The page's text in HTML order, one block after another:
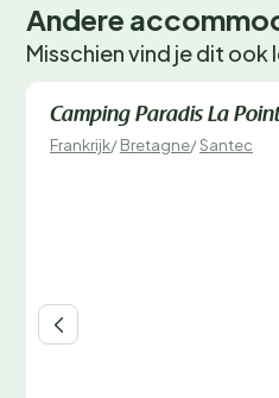
Andere
Misschien vind je dit ook
Direct te boeken
Camping Paradis La
Frankrijk/Bretagne/Santec